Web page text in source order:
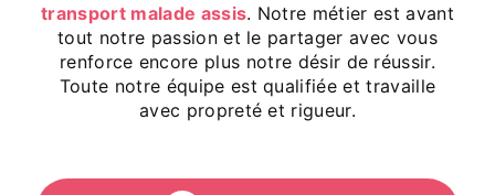
transport malade assis. Notre métier est avant
tout notre passion et le partager avec vous
renforce encore plus notre désir de réussir.
Toute notre équipe est qualifiée et travaille
avec propreté et rigueur.